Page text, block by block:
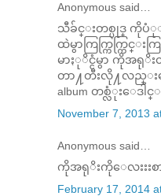
Anonymous said…
သီခ်င္းတစ္ပုဒ္ ကိုပံု
ထဲမွာကြက္ကြက္ကြင္း
မာႏုိင္ငံမွာ ကိုအရုိ
တာ႔တီးလို႔လည္
album တစ္လံုးေဒါ
November 7, 2013
Anonymous said…
ကိုအရုိးကိုေလးးးစာ
February 17, 2014